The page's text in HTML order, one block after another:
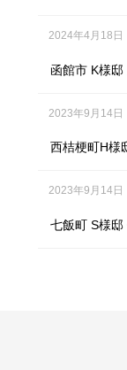
2024年4月18日
函館市 K様
2023年9月14日
西桔梗町H
2023年9月14日
七飯町 S様